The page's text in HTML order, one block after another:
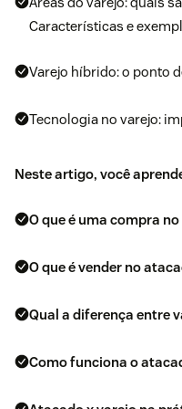
Características e
Varejo híbrido: o ponto
Tecnologia no varejo:
Neste artigo, você
O que é uma compra
O que é vender no
Qual a diferença entre
Como funciona o